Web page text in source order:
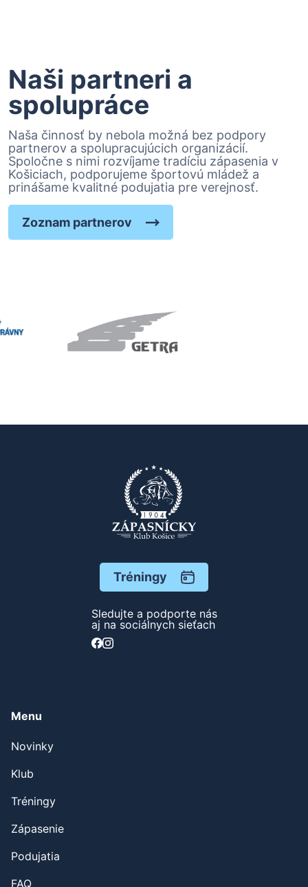
Naši partneri a
spolupráce
Naša činnosť by nebola možná bez podpory
partnerov a spolupracujúcich organizácií.
Spoločne s nimi rozvíjame tradíciu zápasenia v
Košiciach, podporujeme športovú mládež a
prinášame kvalitné podujatia pre verejnosť.
Zoznam partnerov
Tréningy
Sledujte a podporte nás
Menu
Novinky
Klub
Tréningy
Zápasenie